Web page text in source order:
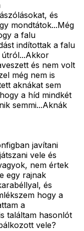
és
mondtátok...Még
a falu
indítottak a falu
útról...Akkor
és nem volt
még nem is
aknákat sem
a híd mindkét
semmi...Aknák
javítani
vele és
nem értek
egy rajnak
és
hogy a
a
találtam hasonlót
vele?